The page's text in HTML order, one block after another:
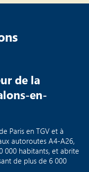
de la
en-
Paris en TGV et à
autoroutes A4-A26,
000 habitants, et abrite
de plus de 6 000